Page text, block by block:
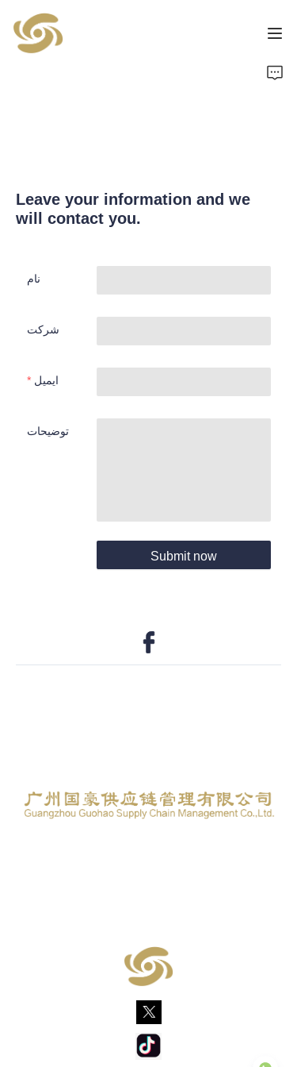
Leave your information and we
will contact you.
نام
شرکت
ایمیل
توضیحات
Submit now
تماس